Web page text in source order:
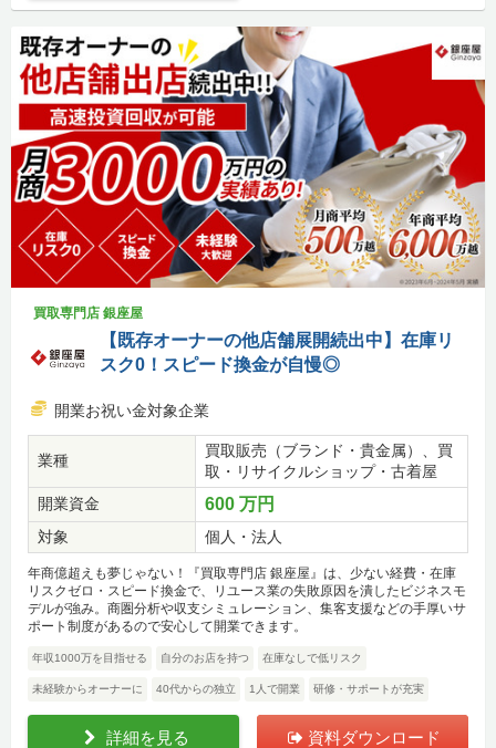
買取専門店 銀座屋
【既存オーナーの他店舗展開続出中】在庫リ
スク0！スピード換金が自慢◎
開業お祝い金対象企業
業種
買取販売（ブランド・貴金属）、買
取・リサイクルショップ・古着屋
開業資金
600 万円
対象 個人・法人
年商億超えも夢じゃない！『買取専門店 銀座屋』は、少ない経費・在庫
リスクゼロ・スピード換金で、リユース業の失敗原因を潰したビジネスモ
デルが強み。商圏分析や収支シミュレーション、集客支援などの手厚いサ
ポート制度があるので安心して開業できます。
年収1000万を目指せる 自分のお店を持つ 在庫なしで低リスク
未経験からオーナーに 40代からの独立 1人で開業 研修・サポートが充実
詳細を見る 資料ダウンロード